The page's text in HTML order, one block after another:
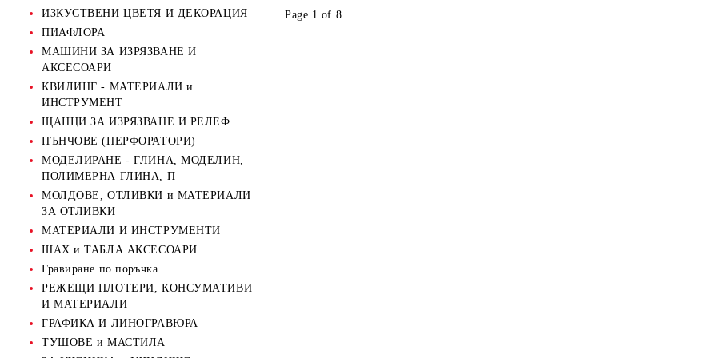
ИЗКУСТВЕНИ ЦВЕТЯ И ДЕКОРАЦИЯ
ПИАФЛОРА
МАШИНИ ЗА ИЗРЯЗВАНЕ И
АКСЕСОАРИ
КВИЛИНГ - МАТЕРИАЛИ и
ИНСТРУМЕНТ
ЩАНЦИ ЗА ИЗРЯЗВАНЕ И РЕЛЕФ
ПЪНЧОВЕ (ПЕРФОРАТОРИ)
МОДЕЛИРАНЕ - ГЛИНА, МОДЕЛИН,
ПОЛИМЕРНА ГЛИНА, П
МОЛДОВЕ, ОТЛИВКИ и МАТЕРИАЛИ
ЗА ОТЛИВКИ
МАТЕРИАЛИ И ИНСТРУМЕНТИ
ШАХ и ТАБЛА АКСЕСОАРИ
Гравиране по поръчка
РЕЖЕЩИ ПЛОТЕРИ, КОНСУМАТИВИ
И МАТЕРИАЛИ
ГРАФИКА И ЛИНОГРАВЮРА
ТУШОВЕ и МАСТИЛА
Page 1 of 8